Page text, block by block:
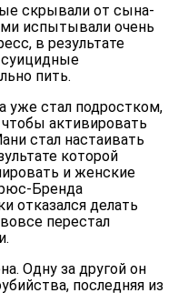
скрывали от сына-
испытывали очень
в результате
суицидные
пить.
уже стал подростком,
активировать
стал настаивать
которой
и женские
Бренда
отказался делать
перестал
Одну за другой он
последняя из